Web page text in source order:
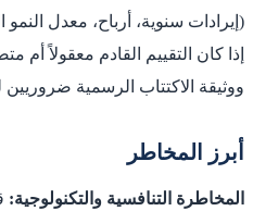
(إيرادات سنوية، أرباح، معدل
إذا كان التقييم القادم معقولاً
ووثيقة الاكتتاب الرسمية ضروريين
أبرز المخاطر
المخاطرة التنافسية والتكنولوجية: